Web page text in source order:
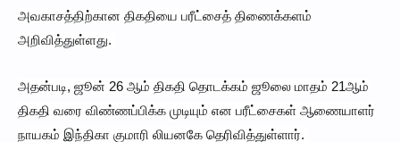
அவகாசத்திற்கான திகதியை பரீட்சைத் திணைக்களம்
அறிவித்துள்ளது.
அதன்படி, ஜூன் 26 ஆம் திகதி தொடக்கம் ஜூலை மாதம் 21ஆம்
திகதி வரை விண்ணப்பிக்க முடியும் என பரீட்சைகள் ஆணையாளர்
நாயகம் இந்திகா குமாரி லியனகே தெரிவித்துள்ளார்.